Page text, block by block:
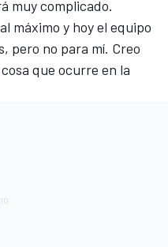
muy complicado.
máximo y hoy el equipo
pero no para mí. Creo
que ocurre en la